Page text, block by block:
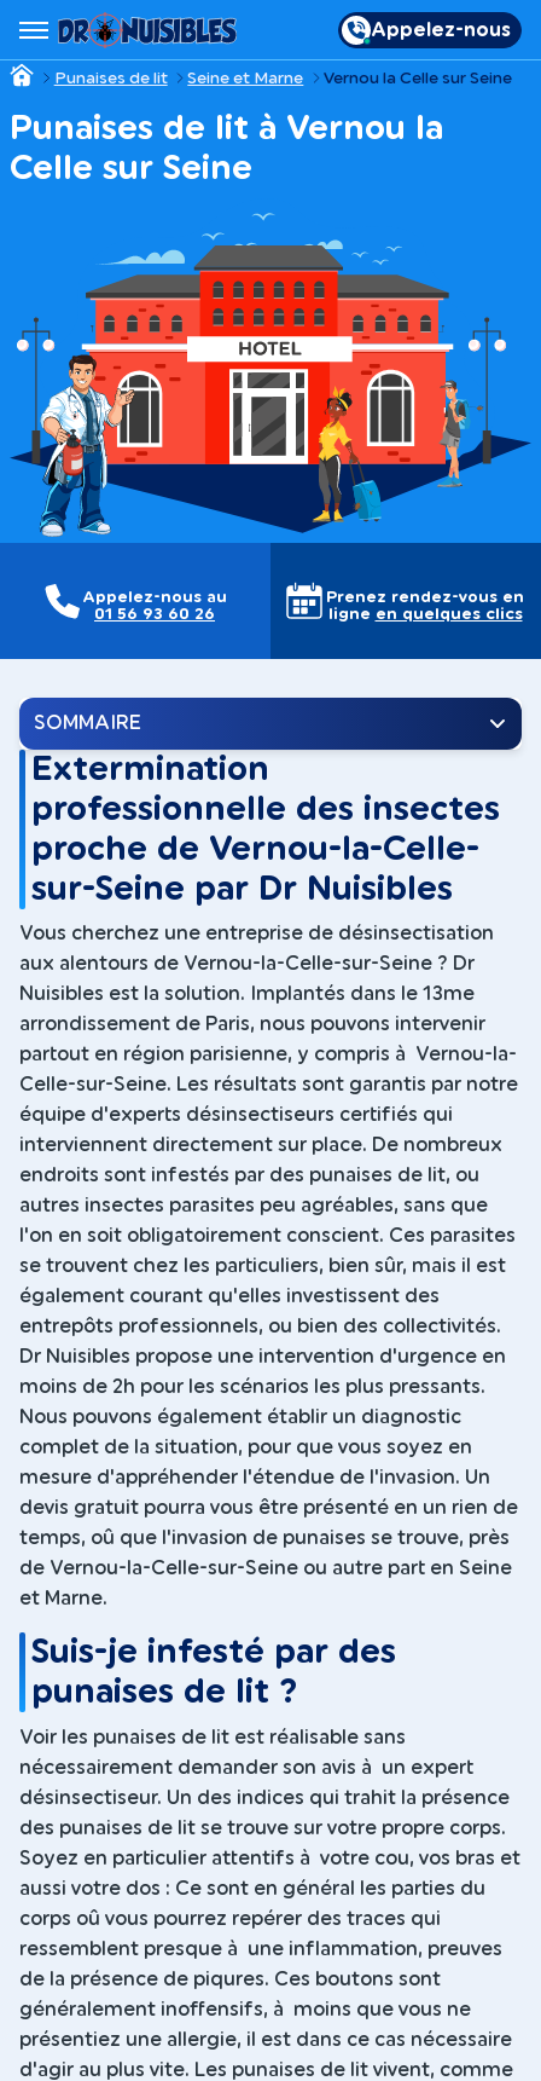
Appelez-nous
Punaises de lit Seine et Marne Vernou la Celle sur Seine
Punaises de lit à Vernou la
Celle sur Seine
Appelez-nous au
01 56 93 60 26
Prenez rendez-vous en
ligne en quelques clics
SOMMAIRE
Extermination
professionnelle des insectes
proche de Vernou-la-Celle-
sur-Seine par Dr Nuisibles
Vous cherchez une entreprise de désinsectisation
aux alentours de Vernou-la-Celle-sur-Seine ? Dr
Nuisibles est la solution. Implantés dans le 13me
arrondissement de Paris, nous pouvons intervenir
partout en région parisienne, y compris à Vernou-la-
Celle-sur-Seine. Les résultats sont garantis par notre
équipe d'experts désinsectiseurs certifiés qui
interviennent directement sur place. De nombreux
endroits sont infestés par des punaises de lit, ou
autres insectes parasites peu agréables, sans que
l'on en soit obligatoirement conscient. Ces parasites
se trouvent chez les particuliers, bien sûr, mais il est
également courant qu'elles investissent des
entrepôts professionnels, ou bien des collectivités.
Dr Nuisibles propose une intervention d'urgence en
moins de 2h pour les scénarios les plus pressants.
Nous pouvons également établir un diagnostic
complet de la situation, pour que vous soyez en
mesure d'appréhender l'étendue de l'invasion. Un
devis gratuit pourra vous être présenté en un rien de
temps, oû que l'invasion de punaises se trouve, près
de Vernou-la-Celle-sur-Seine ou autre part en Seine
et Marne.
Suis-je infesté par des
punaises de lit ?
Voir les punaises de lit est réalisable sans
nécessairement demander son avis à un expert
désinsectiseur. Un des indices qui trahit la présence
des punaises de lit se trouve sur votre propre corps.
Soyez en particulier attentifs à votre cou, vos bras et
aussi votre dos : Ce sont en général les parties du
corps oû vous pourrez repérer des traces qui
ressemblent presque à une inflammation, preuves
de la présence de piqures. Ces boutons sont
généralement inoffensifs, à moins que vous ne
présentiez une allergie, il est dans ce cas nécessaire
d'agir au plus vite. Les punaises de lit vivent, comme